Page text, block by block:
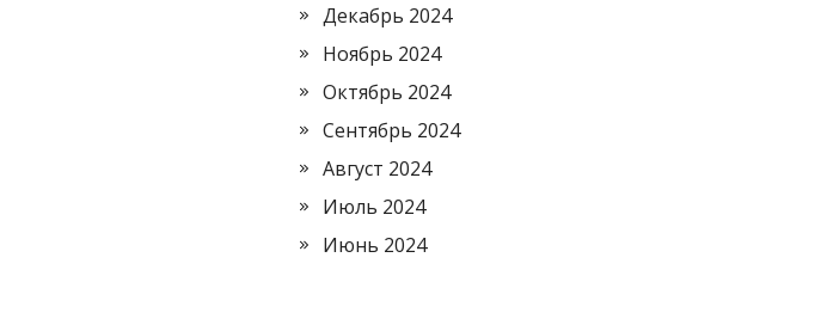
Декабрь 2024
Ноябрь 2024
Октябрь 2024
Сентябрь 2024
Август 2024
Июль 2024
Июнь 2024